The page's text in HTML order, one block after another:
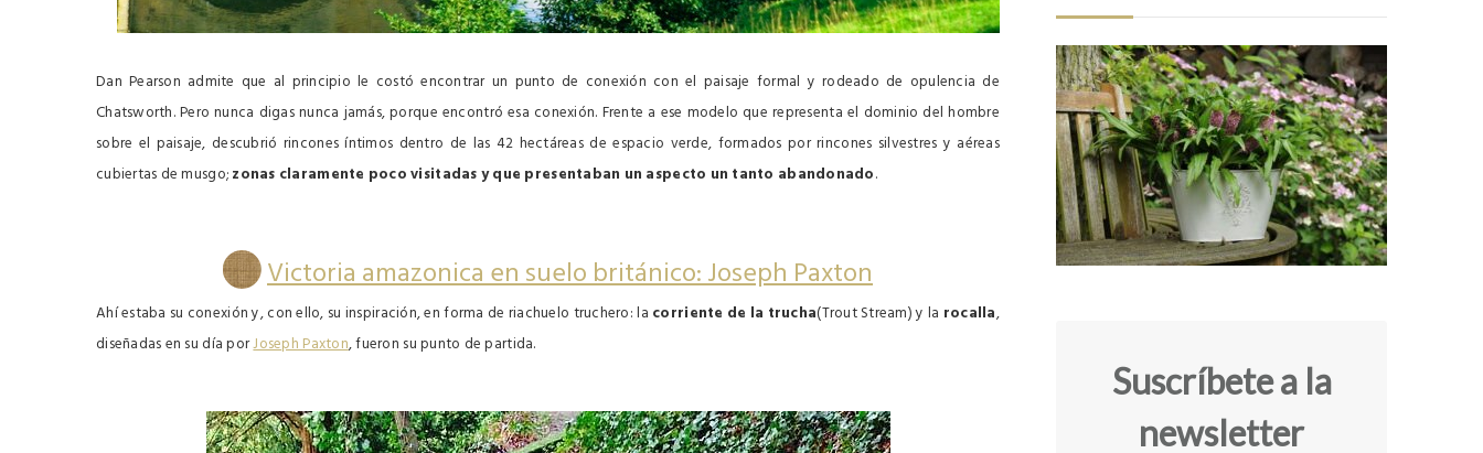
Dan Pearson admite que al principio le costó encontrar un punto de conexión con el paisaje formal y rodeado de opulencia de
Chatsworth. Pero nunca digas nunca jamás, porque encontró esa conexión. Frente a ese modelo que representa el dominio del hombre
sobre el paisaje, descubrió rincones íntimos dentro de las 42 hectáreas de espacio verde, formados por rincones silvestres y aéreas
cubiertas de musgo;zonas claramente poco visitadas y que presentaban un aspecto un tanto abandonado.
Victoria amazonica en suelo británico: Joseph Paxton
Ahí estaba su conexión y, con ello, su inspiración, en forma de riachuelo truchero: la corriente de la trucha(Trout Stream) y la rocalla,
diseñadas en su día porJoseph Paxton, fueron su punto de partida.
Suscríbete a la
newsletter